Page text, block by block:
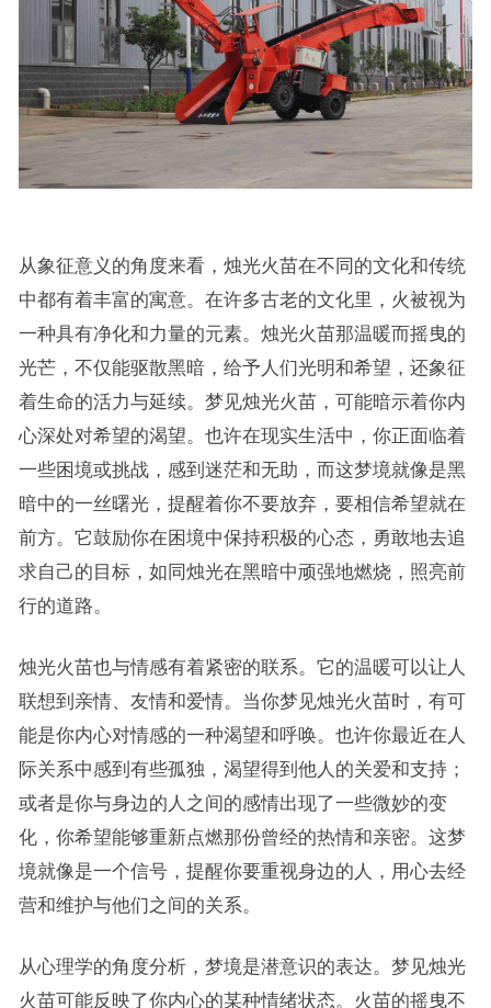
从象征意义的角度来看，烛光火苗在不同的文化和传统
中都有着丰富的寓意。在许多古老的文化里，火被视为
一种具有净化和力量的元素。烛光火苗那温暖而摇曳的
光芒，不仅能驱散黑暗，给予人们光明和希望，还象征
着生命的活力与延续。梦见烛光火苗，可能暗示着你内
心深处对希望的渴望。也许在现实生活中，你正面临着
一些困境或挑战，感到迷茫和无助，而这梦境就像是黑
暗中的一丝曙光，提醒着你不要放弃，要相信希望就在
前方。它鼓励你在困境中保持积极的心态，勇敢地去追
求自己的目标，如同烛光在黑暗中顽强地燃烧，照亮前
行的道路。
烛光火苗也与情感有着紧密的联系。它的温暖可以让人
联想到亲情、友情和爱情。当你梦见烛光火苗时，有可
能是你内心对情感的一种渴望和呼唤。也许你最近在人
际关系中感到有些孤独，渴望得到他人的关爱和支持；
或者是你与身边的人之间的感情出现了一些微妙的变
化，你希望能够重新点燃那份曾经的热情和亲密。这梦
境就像是一个信号，提醒你要重视身边的人，用心去经
营和维护与他们之间的关系。
从心理学的角度分析，梦境是潜意识的表达。梦见烛光
火苗可能反映了你内心的某种情绪状态。火苗的摇曳不